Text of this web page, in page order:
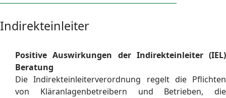
Indirekteinleiter
Positive Auswirkungen der Indirekteinleiter (IEL)
Beratung
Die Indirekteinleiterverordnung regelt die Pflichten
von Kläranlagenbetreibern und Betrieben, die